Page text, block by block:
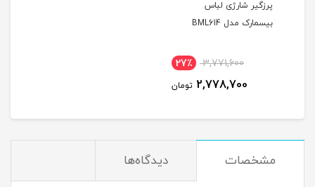
پرزگیر شارژی لباس
بیسمارک مدل BML614
3,771,600 27٪
2,778,700 تومان
مشخصات دیدگاه‌ها